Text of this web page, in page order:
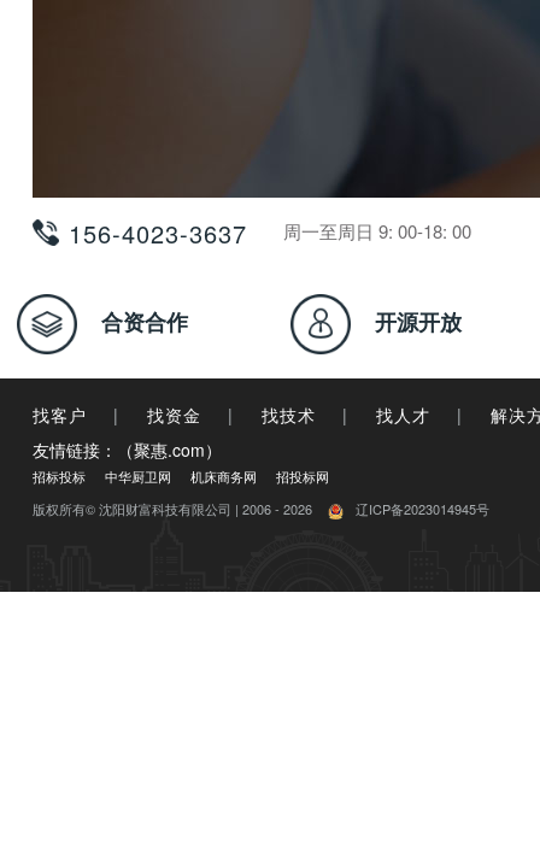
156-4023-3637 周一至周日 9: 00-18: 00
合资合作 开源开放
找客户 | 找资金 | 找技术 | 找人才 |
解决
友情链接：（聚惠.com）
招标投标 中华厨卫网 机床商务网
招投标网
版权所有© 沈阳财富科技有限公司 | 2006 - 2026
辽ICP备2023014945号